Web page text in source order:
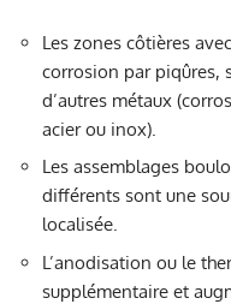
Les zones côtières
corrosion par piqûres,
d’autres métaux
acier ou inox).
Les assemblages
différents sont une
localisée.
L’anodisation ou le
supplémentaire et